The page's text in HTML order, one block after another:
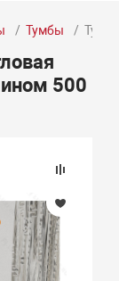
Тумбы
500